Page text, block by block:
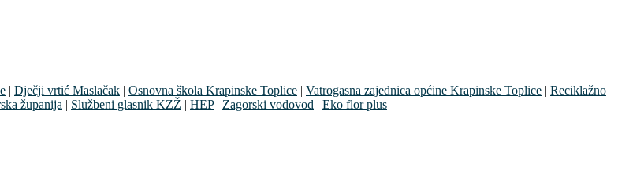
Dječji vrtić Maslačak Osnovna škola Krapinske Toplice Vatrogasna zajednica općine Krapinske Toplice
Reciklažno
županija Službeni glasnik KZŽ HEP| Zagorski vodovod Eko flor plus